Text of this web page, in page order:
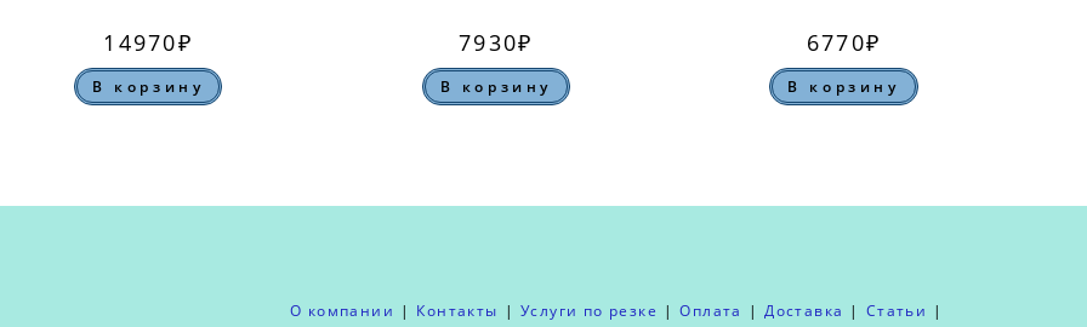
14970₽
В корзину
7930₽
В корзину
6770₽
В корзину
О компании Контакты Услуги по резке Оплата Доставка Статьи